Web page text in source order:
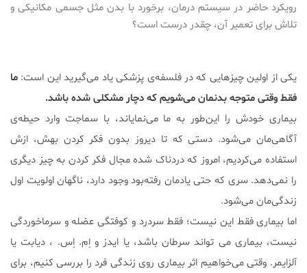
رویکرد حاضر در سیستم درمان، برخورد با بدن مثل جسمی مکانیکی و
تلاش برای تعمیر آن، چقدر درست است؟
یکی از اولین چیزهایی که در فلسفه‌ی پزشکی یاد می‌گیرید این است: ما
فقط وقتی متوجه بدنمان می‌شویم که دچار مشکلی شده‌ باشد.
بیماری خودش را این‌طور به ما می‌نمایاند، با سماجت وارد حیطه‌ی
آگاهی‌مان می‌شود. دستی که تا دیروز بدون فکر‌ کردن بهش، ازش
استفاده می‌کردیم، امروز که دردناک شده مجال فکر کردن به چیز دیگری
را نمی‌دهد. سری که حتی یادمان رفته‌بود وجود دارد، ناگهان اولویت اول
زندگی‌مان می‌شود.
اما بیماری فقط این نیست؛ فقط سردرد و کوفتگی عضله و سرماخوردگی
نیست،‌ بیماری می تواند سرطان باشد، یا ایدز و اِم. اِس. ، دیابت یا
آلزایمر. وقتی می‌خواهیم اثر بیماری روی زندگی فرد را بررسی کنیم، برای